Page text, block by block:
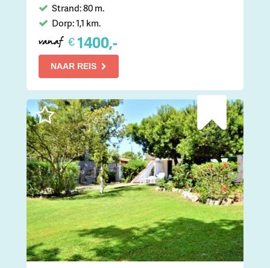
Strand: 80 m.
Dorp: 1,1 km.
vanaf €1400,-
NAAR REIS